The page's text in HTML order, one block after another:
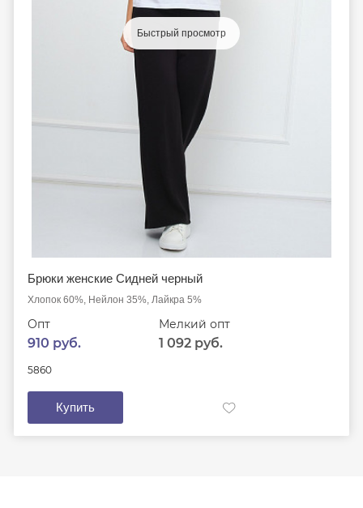
Быстрый просмотр
Брюки женские Сидней черный
Хлопок 60%, Нейлон 35%, Лайкра 5%
Опт Мелкий опт
910 руб. 1 092 руб.
5860
Купить